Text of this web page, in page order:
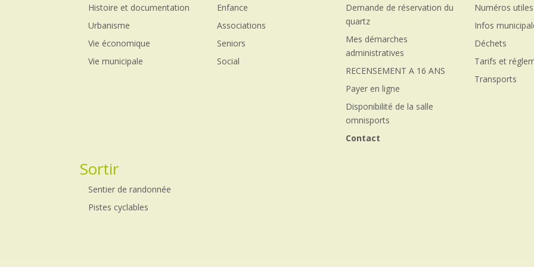
Histoire et documentation
Urbanisme
Vie économique
Vie municipale
Enfance
Associations
Seniors
Social
Demande de réservation du
quartz
Mes démarches
administratives
RECENSEMENT A 16 ANS
Payer en ligne
Disponibilité de la salle
omnisports
Contact
Numéros utiles
Infos
Déchets
Tarifs et
Transports
Sortir
Sentier de randonnée
Pistes cyclables